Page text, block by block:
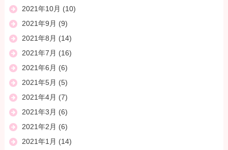
2021年10月 (10)
2021年9月 (9)
2021年8月 (14)
2021年7月 (16)
2021年6月 (6)
2021年5月 (5)
2021年4月 (7)
2021年3月 (6)
2021年2月 (6)
2021年1月 (14)